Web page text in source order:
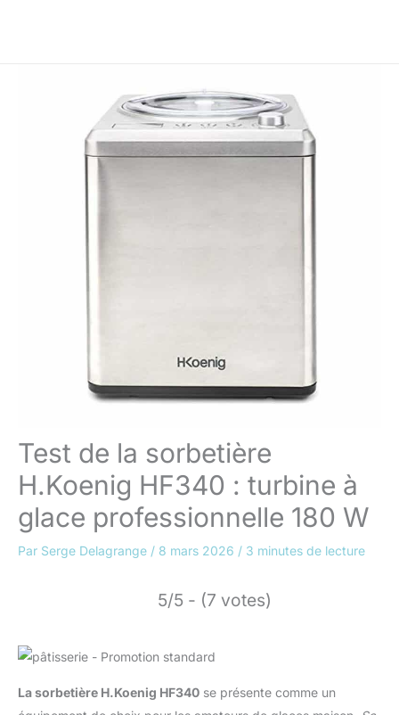
Test de la sorbetière
H.Koenig HF340 : turbine à
glace professionnelle 180 W
Par Serge Delagrange / 8 mars 2026 / 3 minutes de lecture
5/5 - (7 votes)
La sorbetière H.Koenig HF340 se présente comme un